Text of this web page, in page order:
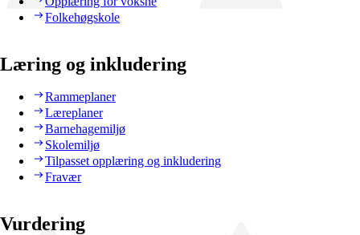
Folkehøgskole
Læring og inkludering
Rammeplaner
Læreplaner
Barnehagemiljø
Skolemiljø
Tilpasset opplæring og inkludering
Fravær
Vurdering